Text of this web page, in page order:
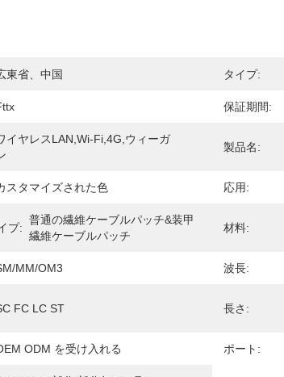
東省、中国 タイプ:
保証期間:
イヤレスLAN,Wi-Fi,4G,ウィーガ
製品名:
スタマイズされた色 応用:
プ:
普通の繊維ケーブルパッチ&装甲
繊維ケーブルパッチ
材料:
MM/OM3 波長:
FC LC ST 長さ:
ODM を受け入れる ポート: